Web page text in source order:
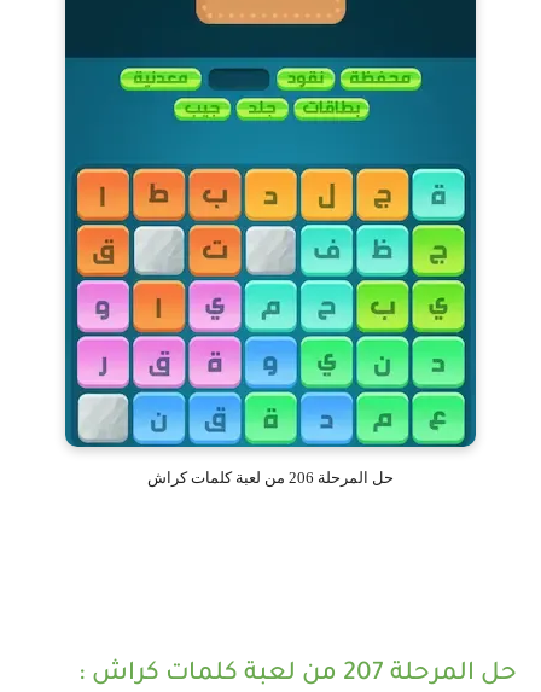
حل المرحلة 206 من لعبة كلمات كراش
حل المرحلة 207 من لعبة كلمات كراش :